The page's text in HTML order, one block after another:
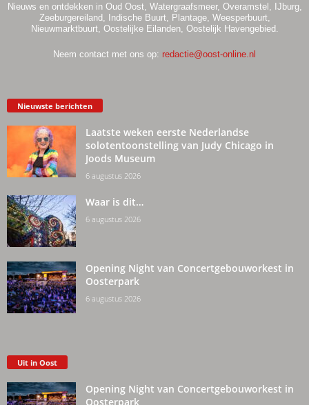
Nieuws en ontdekken in Oud Oost, Watergraafsmeer, Overamstel, IJburg,
Zeeburgereiland, Indische Buurt, Plantage, Weesperbuurt,
Nieuwmarktbuurt, Oostelijke Eilanden, Oostelijk Havengebied.
Neem contact met ons op: redactie@oost-online.nl
Nieuwste berichten
Laatste weken eerste Nederlandse
solotentoonstelling van Judy Chicago in
Joods Museum
6 augustus 2026
Waar is dit…
6 augustus 2026
Opening Night van Concertgebouworkest in
Oosterpark
6 augustus 2026
Uit in Oost
Opening Night van Concertgebouworkest in
Oosterpark